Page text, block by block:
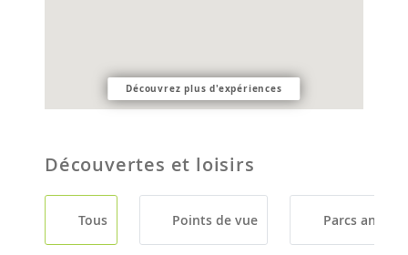
Découvrez plus d'expériences
Découvertes et loisirs
Tous Points de vue Parcs